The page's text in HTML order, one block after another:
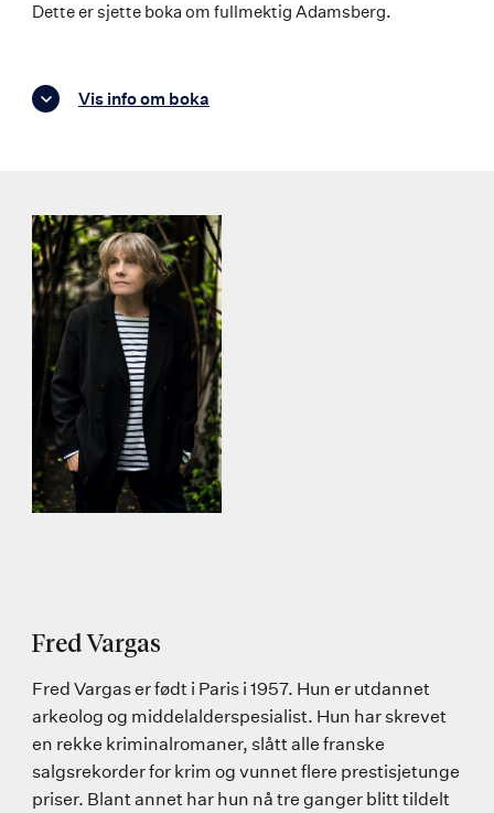
Dette er sjette boka om fullmektig Adamsberg.
Vis info om boka
Fred Vargas
Fred Vargas er født i Paris i 1957. Hun er utdannet
arkeolog og middelalderspesialist. Hun har skrevet
en rekke kriminalromaner, slått alle franske
salgsrekorder for krim og vunnet flere prestisjetunge
priser. Blant annet har hun nå tre ganger blitt tildelt